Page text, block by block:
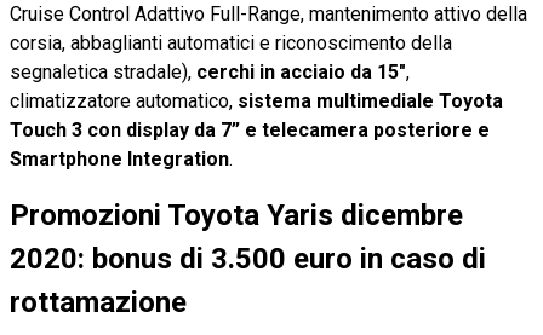
Cruise Control Adattivo Full-Range, mantenimento attivo della
corsia, abbaglianti automatici e riconoscimento della
segnaletica stradale), cerchi in acciaio da 15",
climatizzatore automatico, sistema multimediale Toyota
Touch 3 con display da 7” e telecamera posteriore e
Smartphone Integration.
Promozioni Toyota Yaris dicembre
2020: bonus di 3.500 euro in caso di
rottamazione